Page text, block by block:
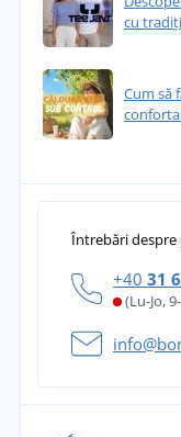
cu
Cum să
Întrebări despre
+40 31
(Lu-Jo,